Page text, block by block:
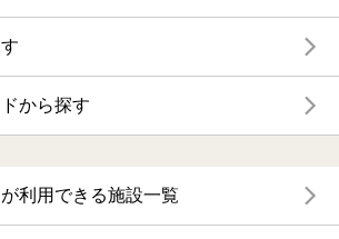
から探す
利用できる施設一覧